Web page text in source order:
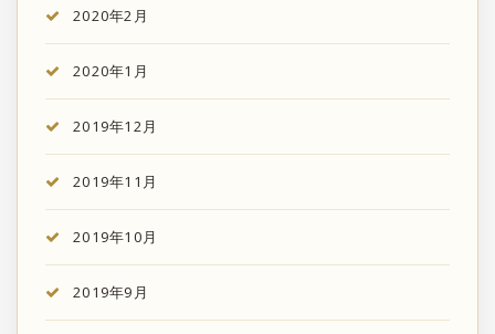
2020年2月
2020年1月
2019年12月
2019年11月
2019年10月
2019年9月